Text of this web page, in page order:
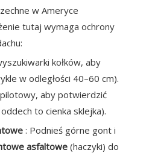
w Ameryce
tutaj wymaga ochrony
kołków, aby
w odległości 40–60 cm).
aby potwierdzić
to cienka sklejka).
: Podnieś górne gont i
asfaltowe (haczyki) do